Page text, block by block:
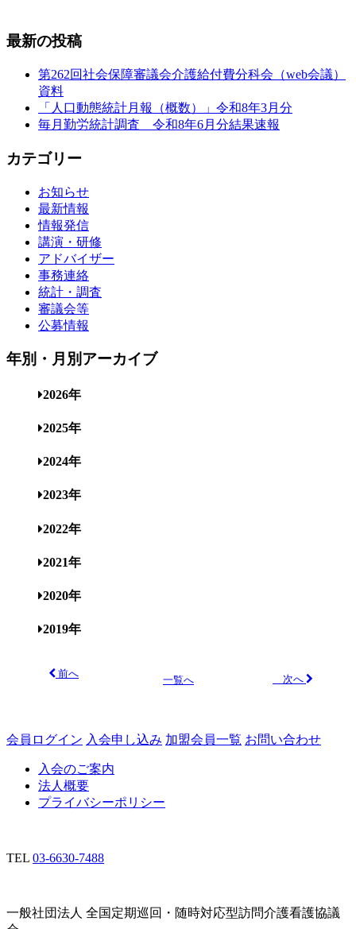
最新の投稿
第262回社会保障審議会介護給付費分科会（web会議）
資料
「人口動態統計月報（概数）」令和8年3月分
毎月勤労統計調査 令和8年6月分結果速報
カテゴリー
お知らせ
最新情報
情報発信
講演・研修
アドバイザー
事務連絡
統計・調査
審議会等
公募情報
年別・月別アーカイブ
2026年
2025年
2024年
2023年
2022年
2021年
2020年
2019年
前へ
一覧へ 次へ
会員ログイン 入会申し込み 加盟会員一覧 お問い合わせ
入会のご案内
法人概要
プライバシーポリシー
TEL 03-6630-7488
一般社団法人 全国定期巡回・随時対応型訪問介護看護協議